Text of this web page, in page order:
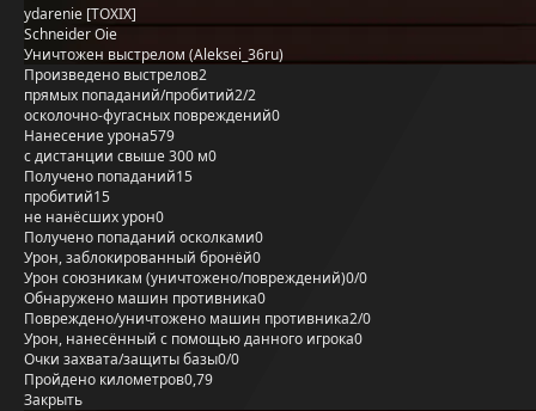
ydarenie [TOXIX]
Schneider Oie
Уничтожен выстрелом (Aleksei_36ru)
Произведено выстрелов2
прямых попаданий/пробитий2/2
осколочно-фугасных повреждений0
Нанесение урона579
с дистанции свыше 300 м0
Получено попаданий15
пробитий15
не нанёсших урон0
Получено попаданий осколками0
Урон, заблокированный бронёй0
Урон союзникам (уничтожено/повреждений)0/0
Обнаружено машин противника0
Повреждено/уничтожено машин противника2/0
Урон, нанесённый с помощью данного игрока0
Очки захвата/защиты базы0/0
Пройдено километров0,79
Закрыть